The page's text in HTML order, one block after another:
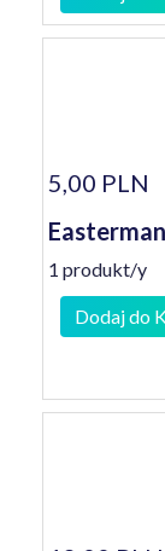
5,00 PLN
1 produkt/y
Dodaj do